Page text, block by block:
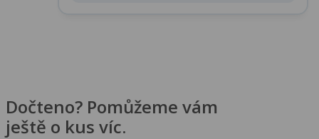
Dočteno? Pomůžeme vám
ještě o kus víc.